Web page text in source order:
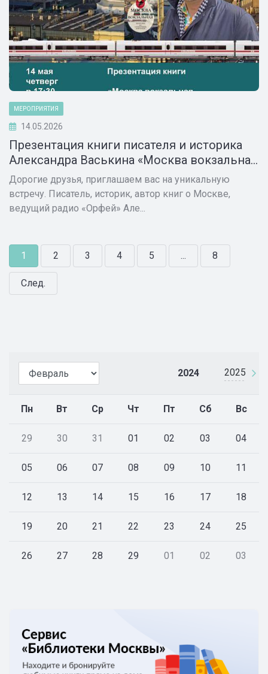
2024 2025
Пн Вт Ср Чт Пт Сб Вс
29 30 31 01 02 03 04
05 06 07 08 09 10 11
12 13 14 15 16 17 18
19 20 21 22 23 24 25
26 27 28 29 01 02 03
МЕРОПРИЯТИЯ
14.05.2026
Презентация книги писателя и историка
Александра Васькина «Москва вокзальна...
Дорогие друзья, приглашаем вас на уникальную
встречу. Писатель, историк, автор книг о Москве,
ведущий радио «Орфей» Але...
1 2 3 4 5 ... 8
След.